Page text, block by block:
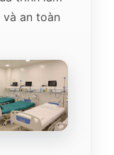
và an toàn